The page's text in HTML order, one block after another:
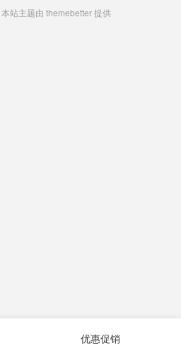
本站主题由 themebetter提供
优惠促销